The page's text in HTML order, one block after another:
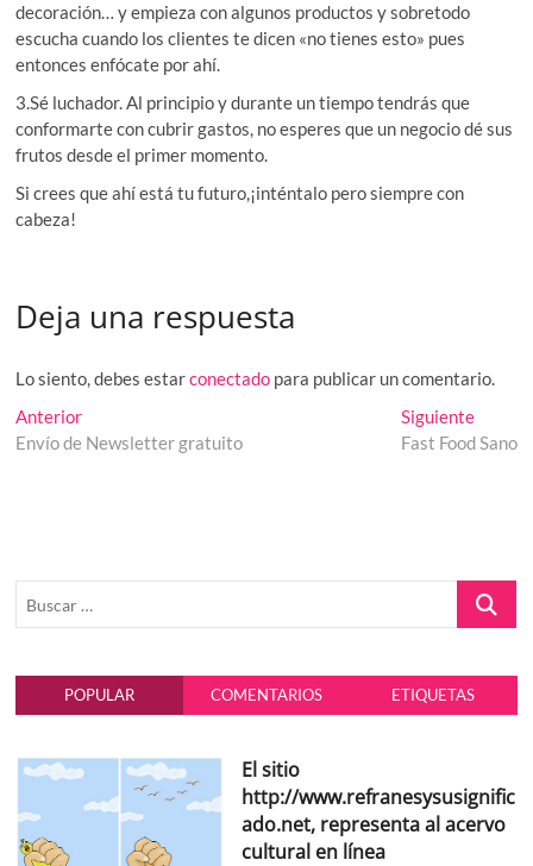
decoración… y empieza con algunos productos y sobretodo
escucha cuando los clientes te dicen «no tienes esto» pues
entonces enfócate por ahí.
3.Sé luchador. Al principio y durante un tiempo tendrás que
conformarte con cubrir gastos, no esperes que un negocio dé sus
frutos desde el primer momento.
Si crees que ahí está tu futuro,¡inténtalo pero siempre con
cabeza!
Deja una respuesta
Lo siento, debes estarconectado para publicar un comentario.
Navegación
de
AnteriorEntrada
anterior:
Envío de Newsletter gratuito
Siguiente
Fast Food Sano
Buscar
POPULAR COMENTARIOS ETIQUETAS
El sitio
http://www.refranesysusignific
ado.net, representa al acervo
cultural en línea